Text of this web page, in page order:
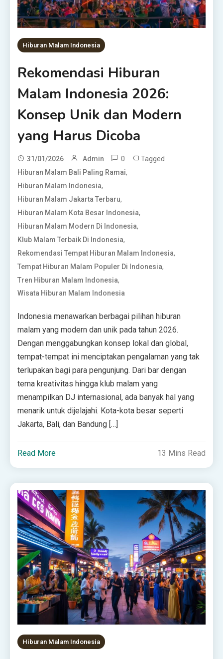
Hiburan Malam Indonesia
Rekomendasi Hiburan
Malam Indonesia 2026:
Konsep Unik dan Modern
yang Harus Dicoba
31/01/2026 Admin 0 Tagged
Hiburan Malam Bali Paling Ramai,
Hiburan Malam Indonesia,
Hiburan Malam Jakarta Terbaru,
Hiburan Malam Kota Besar Indonesia,
Hiburan Malam Modern Di Indonesia,
Klub Malam Terbaik Di Indonesia,
Rekomendasi Tempat Hiburan Malam Indonesia,
Tempat Hiburan Malam Populer Di Indonesia,
Tren Hiburan Malam Indonesia,
Wisata Hiburan Malam Indonesia
Indonesia menawarkan berbagai pilihan hiburan
malam yang modern dan unik pada tahun 2026.
Dengan menggabungkan konsep lokal dan global,
tempat-tempat ini menciptakan pengalaman yang tak
terlupakan bagi para pengunjung. Dari bar dengan
tema kreativitas hingga klub malam yang
menampilkan DJ internasional, ada banyak hal yang
menarik untuk dijelajahi. Kota-kota besar seperti
Jakarta, Bali, dan Bandung […]
Read More 13 Mins Read
Hiburan Malam Indonesia